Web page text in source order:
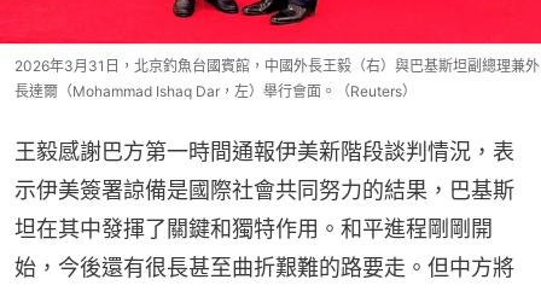
2026年3月31日，北京釣魚台國賓館，中國外長王毅（右）與巴基斯坦副總理兼外
長達爾（Mohammad Ishaq Dar，左）舉行會面。（Reuters）
王毅感謝巴方第一時間通報伊美新階段談判情況，表
示伊美簽署諒備是國際社會共同努力的結果，巴基斯
坦在其中發揮了關鍵和獨特作用。和平進程剛剛開
始，今後還有很長甚至曲折艱難的路要走。但中方將